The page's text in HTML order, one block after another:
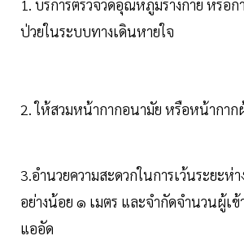
1. บริการตรวจวัดอุณหภูมิร่างกาย หรือก
ป่วยในระบบทางเดินหายใจ
2. ให้สวมหน้ากากอนามัย หรือหน้ากาก
3.อำนวยความสะดวกในการเว้นระยะห่
อย่างน้อย ๑ เมตร และจำกัดจำนวนผู้เข้
แออัด